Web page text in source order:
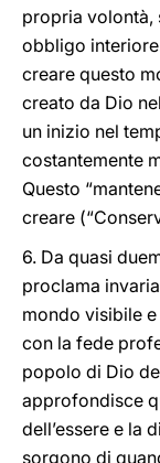
propria volontà,
obbligo
creare questo
creato da Dio
un inizio nel
costantemente
Questo
creare
6. Da quasi
proclama
mondo visibile
con la fede
popolo di Dio
approfondisce
dell’essere e la
sorgono di